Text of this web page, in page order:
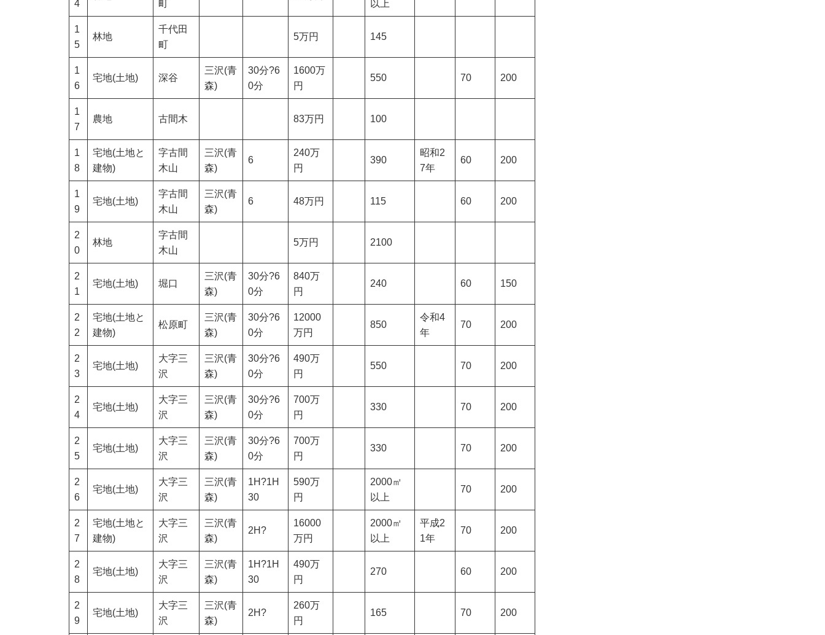
4
町
以上
1
5
林地
千代田
町
5万円 145
1
6
宅地(土地) 深谷
三沢(青
森)
30分?6
0分
1600万
円
550 70 200
1
7
農地 古間木 83万円 100
1
8
宅地(土地と
建物)
字古間
木山
三沢(青
森)
6
240万
円
390
昭和2
7年
60 200
1
9
宅地(土地)
字古間
木山
三沢(青
森)
6 48万円 115 60 200
2
0
林地
字古間
木山
5万円 2100
2
1
宅地(土地) 堀口
三沢(青
森)
30分?6
0分
840万
円
240 60 150
2
2
宅地(土地と
建物)
松原町
三沢(青
森)
30分?6
0分
12000
万円
850
令和4
年
70 200
2
3
宅地(土地)
大字三
沢
三沢(青
森)
30分?6
0分
490万
円
550 70 200
2
4
宅地(土地)
大字三
沢
三沢(青
森)
30分?6
0分
700万
円
330 70 200
2
5
宅地(土地)
大字三
沢
三沢(青
森)
30分?6
0分
700万
円
330 70 200
2
6
宅地(土地)
大字三
沢
三沢(青
森)
1H?1H
30
590万
円
2000㎡
以上
70 200
2
7
宅地(土地と
建物)
大字三
沢
三沢(青
森)
2H?
16000
万円
2000㎡
以上
平成2
1年
70 200
2
8
宅地(土地)
大字三
沢
三沢(青
森)
1H?1H
30
490万
円
270 60 200
2
9
宅地(土地)
大字三
沢
三沢(青
森)
2H?
260万
円
165 70 200